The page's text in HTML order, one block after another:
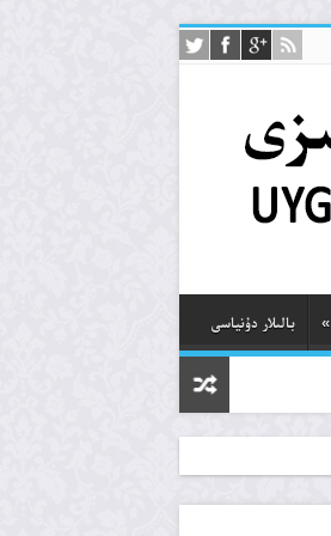
» بالىلار دۇنياسى